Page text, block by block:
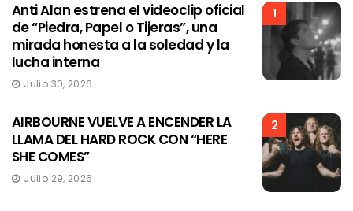
1
Anti Alan estrena el videoclip oficial
de “Piedra, Papel o Tijeras”, una
mirada honesta a la soledad y la
lucha interna
Julio 30, 2026
2
AIRBOURNE VUELVE A ENCENDER LA
LLAMA DEL HARD ROCK CON “HERE
SHE COMES”
Julio 29, 2026